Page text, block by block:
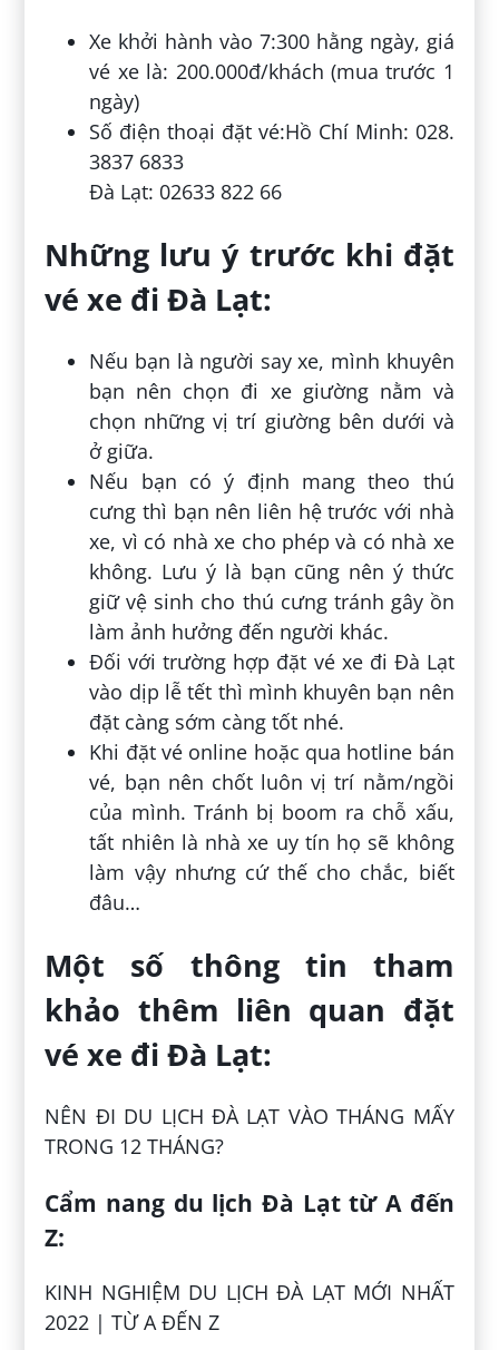
Xe khởi hành vào 7:300 hằng ngày, giá
vé xe là: 200.000đ/khách (mua trước 1
ngày)
Số điện thoại đặt vé:Hồ Chí Minh: 028.
3837 6833
Đà Lạt: 02633 822 66
Những lưu ý trước khi đặt
vé xe đi Đà Lạt:
Nếu bạn là người say xe, mình khuyên
bạn nên chọn đi xe giường nằm và
chọn những vị trí giường bên dưới và
ở giữa.
Nếu bạn có ý định mang theo thú
cưng thì bạn nên liên hệ trước với nhà
xe, vì có nhà xe cho phép và có nhà xe
không. Lưu ý là bạn cũng nên ý thức
giữ vệ sinh cho thú cưng tránh gây ồn
làm ảnh hưởng đến người khác.
Đối với trường hợp đặt vé xe đi Đà Lạt
vào dịp lễ tết thì mình khuyên bạn nên
đặt càng sớm càng tốt nhé.
Khi đặt vé online hoặc qua hotline bán
vé, bạn nên chốt luôn vị trí nằm/ngồi
của mình. Tránh bị boom ra chỗ xấu,
tất nhiên là nhà xe uy tín họ sẽ không
làm vậy nhưng cứ thế cho chắc, biết
đâu…
Một số thông tin tham
khảo thêm liên quan đặt
vé xe đi Đà Lạt:
NÊN ĐI DU LỊCH ĐÀ LẠT VÀO THÁNG MẤY
TRONG 12 THÁNG?
Cẩm nang du lịch Đà Lạt từ A đến
Z:
KINH NGHIỆM DU LỊCH ĐÀ LẠT MỚI NHẤT
2022 | TỪ A ĐẾN Z